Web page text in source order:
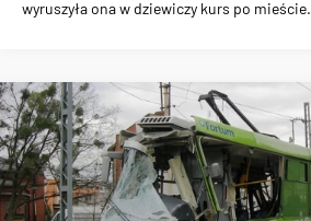
wyruszyła ona w dziewiczy kurs po mieście.